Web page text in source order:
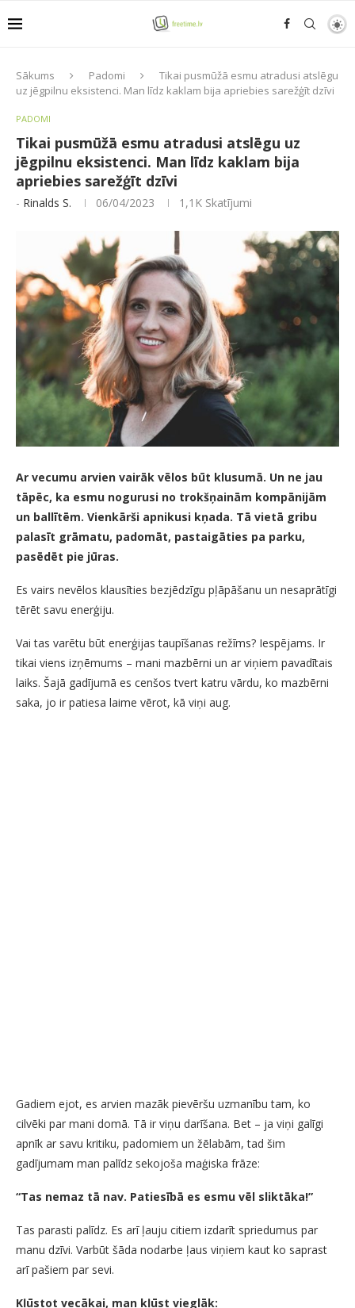
Sākums Padomi
Tikai pusmūžā esmu atradusi atslēgu
uz jēgpilnu eksistenci. Man līdz kaklam bija apriebies sarežģīt dzīvi
PADOMI
Tikai pusmūžā esmu atradusi atslēgu uz
jēgpilnu eksistenci. Man līdz kaklam bija
apriebies sarežģīt dzīvi
- Rinalds S. 06/04/2023 1,1K Skatījumi
Ar vecumu arvien vairāk vēlos būt klusumā. Un ne jau
tāpēc, ka esmu nogurusi no trokšņainām kompānijām
un ballītēm. Vienkārši apnikusi kņada. Tā vietā gribu
palasīt grāmatu, padomāt, pastaigāties pa parku,
pasēdēt pie jūras.
Es vairs nevēlos klausīties bezjēdzīgu pļāpāšanu un nesaprātīgi
tērēt savu enerģiju.
Vai tas varētu būt enerģijas taupīšanas režīms? Iespējams. Ir
tikai viens izņēmums – mani mazbērni un ar viņiem pavadītais
laiks. Šajā gadījumā es cenšos tvert katru vārdu, ko mazbērni
saka, jo ir patiesa laime vērot, kā viņi aug.
Gadiem ejot, es arvien mazāk pievēršu uzmanību tam, ko
cilvēki par mani domā. Tā ir viņu darīšana. Bet – ja viņi galīgi
apnīk ar savu kritiku, padomiem un žēlabām, tad šim
gadījumam man palīdz sekojoša maģiska frāze:
“Tas nemaz tā nav. Patiesībā es esmu vēl sliktāka!”
Tas parasti palīdz. Es arī ļauju citiem izdarīt spriedumus par
manu dzīvi. Varbūt šāda nodarbe ļaus viņiem kaut ko saprast
arī pašiem par sevi.
Kļūstot vecākai, man kļūst vieglāk: